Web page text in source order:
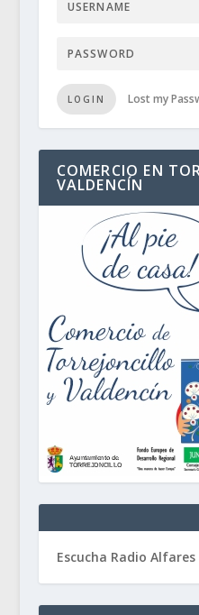
LOGIN Lost my
COMERCIO EN
VALDENCÍN
Escucha Radio Alfares